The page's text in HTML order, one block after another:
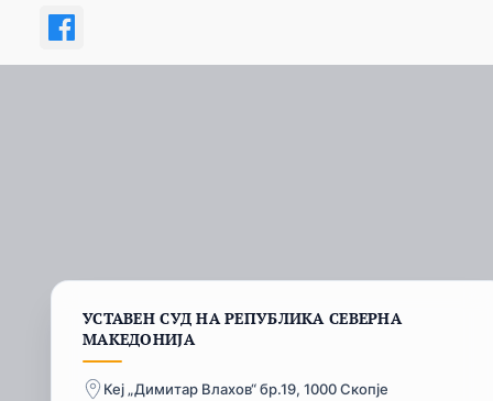
УСТАВЕН СУД НА РЕПУБЛИКА СЕВЕРНА
МАКЕДОНИЈА
Кеј „Димитар Влахов“ бр.19, 1000 Скопје